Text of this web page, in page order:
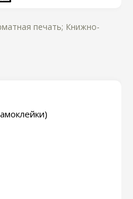
печать; Книжно-